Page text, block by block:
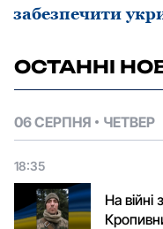
забезпечити
ОСТАННІ
06 СЕРПНЯ ЧЕТВЕР
18:35
На війні